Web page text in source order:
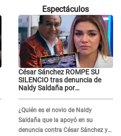
Espectáculos
César Sánchez ROMPE SU
SILENCIO tras denuncia de
Naldy Saldaña por
inocencia"
¿Quién es el novio de Naldy
Saldaña que la apoyó en su
denuncia contra César Sánchez y